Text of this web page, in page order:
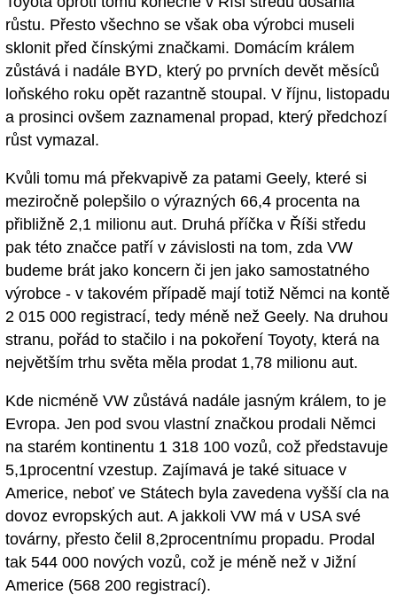
růstu. Přesto všechno se však oba výrobci museli
sklonit před čínskými značkami. Domácím králem
zůstává i nadále BYD, který po prvních devět měsíců
loňského roku opět razantně stoupal. V říjnu, listopadu
a prosinci ovšem zaznamenal propad, který předchozí
růst vymazal.
Kvůli tomu má překvapivě za patami Geely, které si
meziročně polepšilo o výrazných 66,4 procenta na
přibližně 2,1 milionu aut. Druhá příčka v Říši středu
pak této značce patří v závislosti na tom, zda VW
budeme brát jako koncern či jen jako samostatného
výrobce - v takovém případě mají totiž Němci na kontě
2 015 000 registrací, tedy méně než Geely. Na druhou
stranu, pořád to stačilo i na pokoření Toyoty, která na
největším trhu světa měla prodat 1,78 milionu aut.
Kde nicméně VW zůstává nadále jasným králem, to je
Evropa. Jen pod svou vlastní značkou prodali Němci
na starém kontinentu 1 318 100 vozů, což představuje
5,1procentní vzestup. Zajímavá je také situace v
Americe, neboť ve Státech byla zavedena vyšší cla na
dovoz evropských aut. A jakkoli VW má v USA své
továrny, přesto čelil 8,2procentnímu propadu. Prodal
tak 544 000 nových vozů, což je méně než v Jižní
Americe (568 200 registrací).